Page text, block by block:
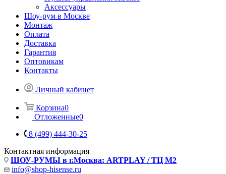
Аксессуары
Шоу-рум в Москве
Монтаж
Оплата
Доставка
Гарантия
Оптовикам
Контакты
Личный кабинет
Корзина0
Отложенные0
8 (499) 444-30-25
Контактная информация
ШОУ-РУМЫ в г.Москва: ARTPLAY / ТЦ М2
info@shop-hisense.ru